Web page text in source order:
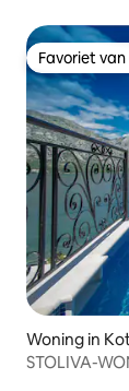
Favoriet
Favoriet
Woning in
STOLIVA-